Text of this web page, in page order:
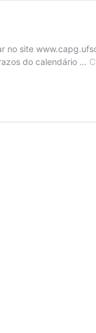
no site
do calendário …